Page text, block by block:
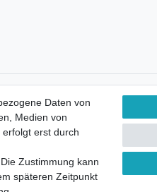
Daten von
Medien von
erst durch
Zustimmung kann
späteren Zeitpunkt